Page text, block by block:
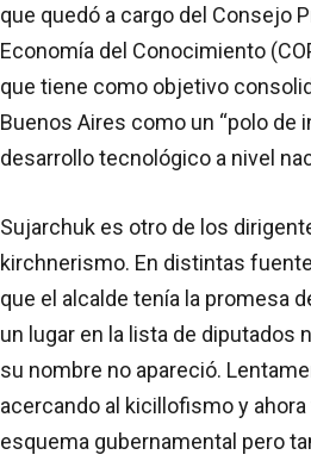
que quedó a cargo del Consejo
Economía del Conocimiento
que tiene como objetivo
Buenos Aires como un “polo de
desarrollo tecnológico a nivel
Sujarchuk es otro de los
kirchnerismo. En distintas
que el alcalde tenía la promesa
un lugar en la lista de diputados
su nombre no apareció.
acercando al kicillofismo y ahora
esquema gubernamental pero